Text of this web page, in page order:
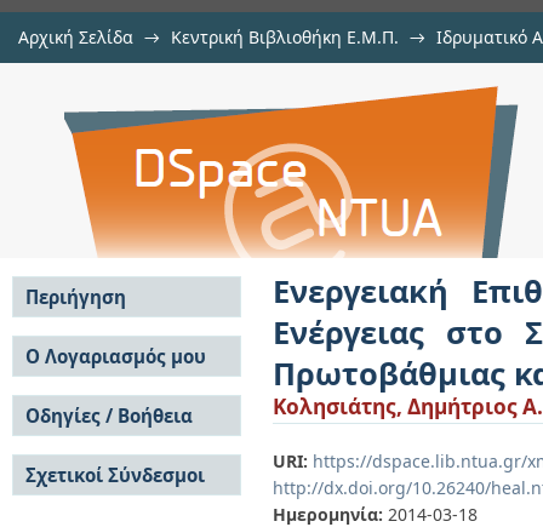
Αρχική Σελίδα → Κεντρική Βιβλιοθήκη Ε.Μ.Π. → Ιδρυματικό
Ενεργειακή Επιθεώρηση και
Σύστημα Φωτισμού Σχολικών
Εκπαίδευσης
Ενεργειακή
Ενέργειας στο
Πρωτοβάθμιας
Κολησιάτης, Δημήτριος Α.
URI: https://dspace.lib.ntua.gr/
http://dx.doi.org/10.26240/
Ημερομηνία: 2014-03-18
Περιήγηση
Σε όλο το DSpace
Κοινότητες & Συλλογές
Ανά Ημερομηνία
Έκδοσης
Συγγραφείς
Τίτλοι
Θέματα
Ο Λογαριασμός μου
Σύνδεση
Εγγραφή
Οδηγίες / Βοήθεια
Οδηγίες Υποβολής
Οδηγίες Χρήσης ΙΑ
Συχνές Ερωτήσεις
Σχετικοί Σύνδεσμοι